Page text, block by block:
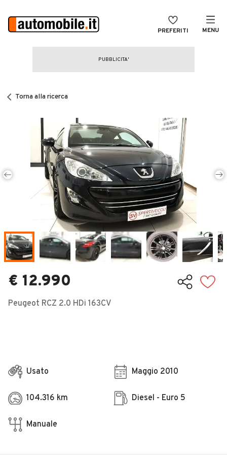
PREFERITI MENU
CERCA
Auto Nuove
Noleggio a lungo termine
Auto d'epoca
Moto
Veicoli Commerciali
Concessionari
Torna alla ricerca
€ 12.990
Peugeot RCZ 2.0 HDi 163CV
Usato Maggio 2010
104.316 km Diesel - Euro 5
Manuale